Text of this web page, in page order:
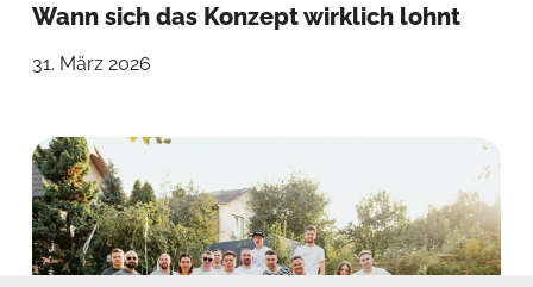
Wann sich das Konzept wirklich lohnt
31. März 2026